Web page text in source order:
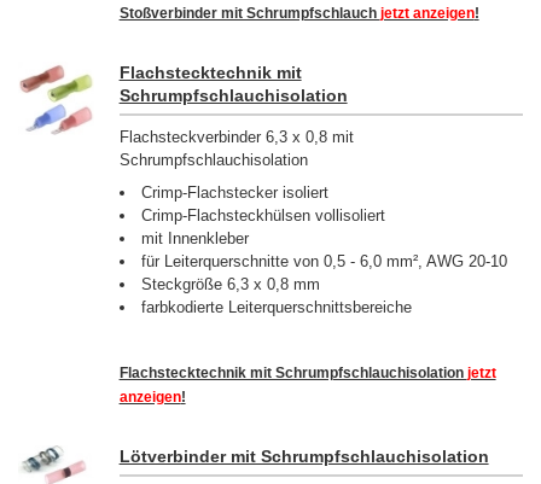
Stoßverbinder mit Schrumpfschlauch jetzt anzeigen!
Flachstecktechnik mit
Schrumpfschlauchisolation
Flachsteckverbinder 6,3 x 0,8 mit
Schrumpfschlauchisolation
Crimp-Flachstecker isoliert
Crimp-Flachsteckhülsen vollisoliert
mit Innenkleber
für Leiterquerschnitte von 0,5 - 6,0 mm², AWG 20-10
Steckgröße 6,3 x 0,8 mm
farbkodierte Leiterquerschnittsbereiche
Flachstecktechnik mit Schrumpfschlauchisolation jetzt
anzeigen!
Lötverbinder mit Schrumpfschlauchisolation